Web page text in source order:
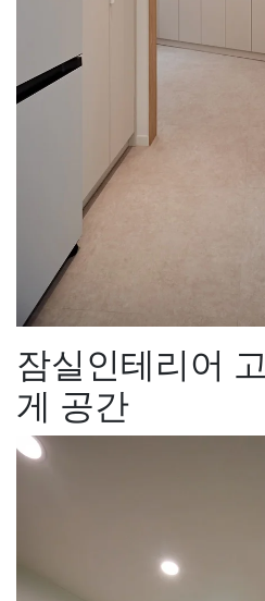
잠실인테리어
게 공간